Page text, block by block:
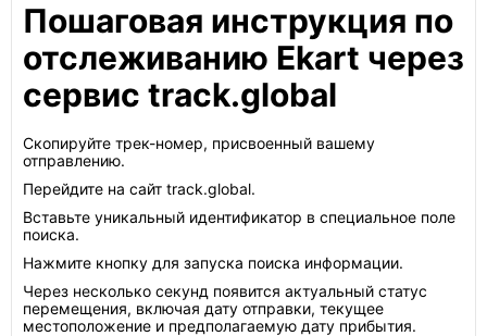
Пошаговая инструкция по
отслеживанию Ekart через
сервис track.global
Скопируйте трек-номер, присвоенный вашему
отправлению.
Перейдите на сайт track.global.
Вставьте уникальный идентификатор в специальное поле
поиска.
Нажмите кнопку для запуска поиска информации.
Через несколько секунд появится актуальный статус
перемещения, включая дату отправки, текущее
местоположение и предполагаемую дату прибытия.